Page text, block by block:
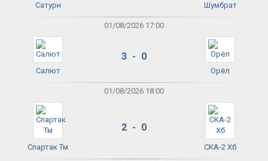
Сатурн Шумбрат
01/08/2026 17:00
Салют
3 - 0
Орёл
01/08/2026 18:00
Спартак Тм
2 - 0
СКА-2 Хб